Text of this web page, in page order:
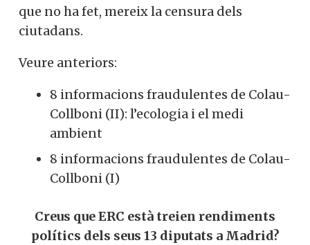
que no ha fet, mereix la censura dels
ciutadans.
Veure anteriors:
8 informacions fraudulentes de Colau-
Collboni (II): l’ecologia i el medi
ambient
8 informacions fraudulentes de Colau-
Collboni (I)
Creus que ERC està treien rendiments
polítics dels seus 13 diputats a Madrid?